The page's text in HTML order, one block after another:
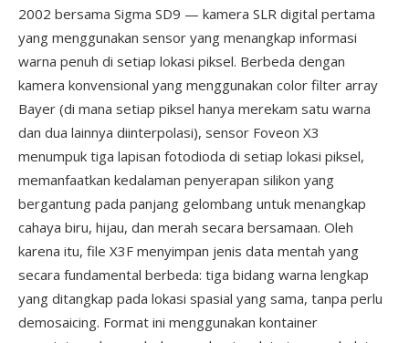
2002 bersama Sigma SD9 — kamera SLR digital pertama
yang menggunakan sensor yang menangkap informasi
warna penuh di setiap lokasi piksel. Berbeda dengan
kamera konvensional yang menggunakan color filter array
Bayer (di mana setiap piksel hanya merekam satu warna
dan dua lainnya diinterpolasi), sensor Foveon X3
menumpuk tiga lapisan fotodioda di setiap lokasi piksel,
memanfaatkan kedalaman penyerapan silikon yang
bergantung pada panjang gelombang untuk menangkap
cahaya biru, hijau, dan merah secara bersamaan. Oleh
karena itu, file X3F menyimpan jenis data mentah yang
secara fundamental berbeda: tiga bidang warna lengkap
yang ditangkap pada lokasi spasial yang sama, tanpa perlu
demosaicing. Format ini menggunakan kontainer